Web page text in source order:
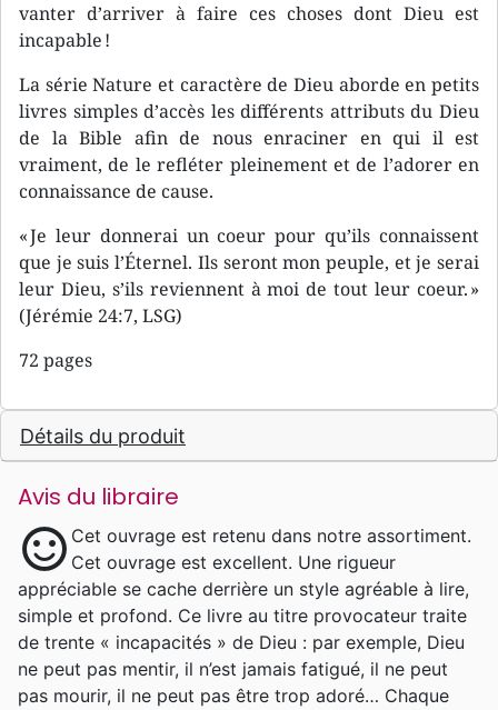
vanter d’arriver à faire ces choses dont Dieu est
incapable !
La série Nature et caractère de Dieu aborde en petits
livres simples d’accès les différents attributs du Dieu
de la Bible afin de nous enraciner en qui il est
vraiment, de le refléter pleinement et de l’adorer en
connaissance de cause.
« Je leur donnerai un coeur pour qu’ils connaissent
que je suis l’Éternel. Ils seront mon peuple, et je serai
leur Dieu, s’ils reviennent à moi de tout leur coeur. »
(Jérémie 24:7, LSG)
72 pages
Détails du produit
Avis du libraire
sentiment_satisfied Cet ouvrage est retenu dans notre assortiment.
Cet ouvrage est excellent. Une rigueur
appréciable se cache derrière un style agréable à lire,
simple et profond. Ce livre au titre provocateur traite
de trente « incapacités » de Dieu : par exemple, Dieu
ne peut pas mentir, il n’est jamais fatigué, il ne peut
pas mourir, il ne peut pas être trop adoré… Chaque